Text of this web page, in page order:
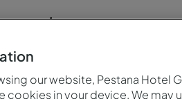
our website, Pestana Hotel
cookies in your device. We may